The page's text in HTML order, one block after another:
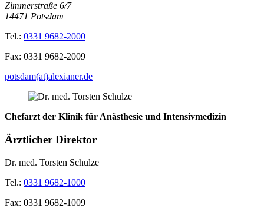
Zimmerstraße 6/7
14471 Potsdam
Tel.: 0331 9682-2000
Fax: 0331 9682-2009
potsdam(at)alexianer.de
Chefarzt der Klinik für Anästhesie und Intensivmedizin
Ärztlicher Direktor
Dr. med. Torsten Schulze
Tel.: 0331 9682-1000
Fax: 0331 9682-1009